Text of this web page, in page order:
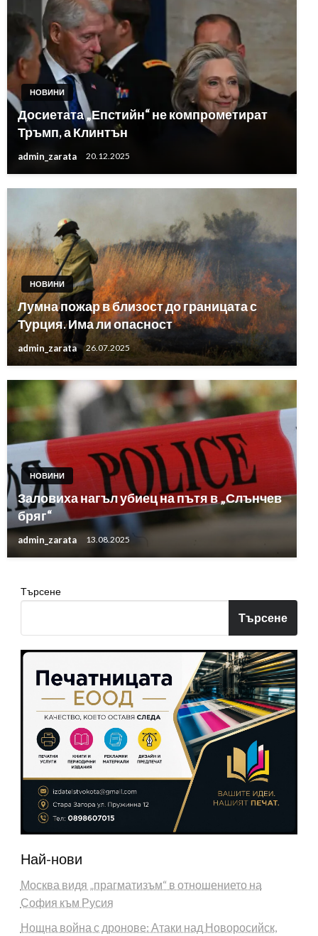
НОВИНИ
Досиетата „Епстийн“ не компрометират
Тръмп, а Клинтън
admin_zarata 20.12.2025
НОВИНИ
Лумна пожар в близост до границата с
Турция. Има ли опасност
admin_zarata 26.07.2025
НОВИНИ
Заловиха нагъл убиец на пътя в „Слънчев
бряг“
admin_zarata 13.08.2025
Търсене
Търсене
Най-нови
Москва видя „прагматизъм“ в отношението на
София към Русия
Нощна война с дронове: Атаки над Новоросийск,